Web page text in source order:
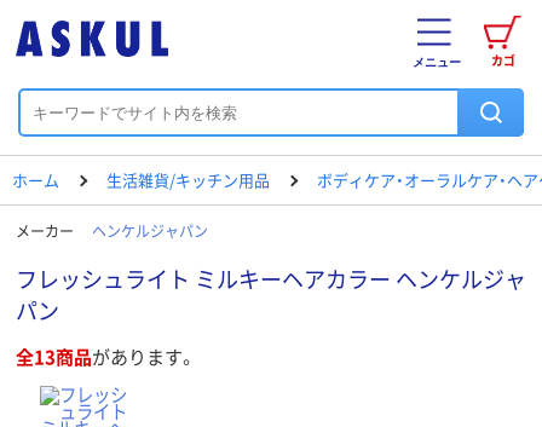
カゴ
メニュー
ホーム 生活雑貨/キッチン用品 ボディケア・オーラルケア・ヘ
メーカー ヘンケルジャパン
フレッシュライト ミルキーヘアカラー ヘンケルジャ
パン
全13商品があります。